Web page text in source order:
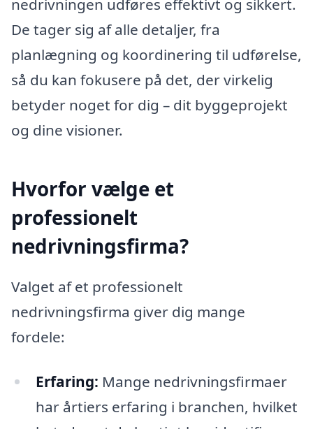
nedrivningen udføres effektivt og sikkert.
De tager sig af alle detaljer, fra
planlægning og koordinering til udførelse,
så du kan fokusere på det, der virkelig
betyder noget for dig – dit byggeprojekt
og dine visioner.
Hvorfor vælge et
professionelt
nedrivningsfirma?
Valget af et professionelt
nedrivningsfirma giver dig mange
fordele:
Erfaring: Mange nedrivningsfirmaer
har årtiers erfaring i branchen, hvilket